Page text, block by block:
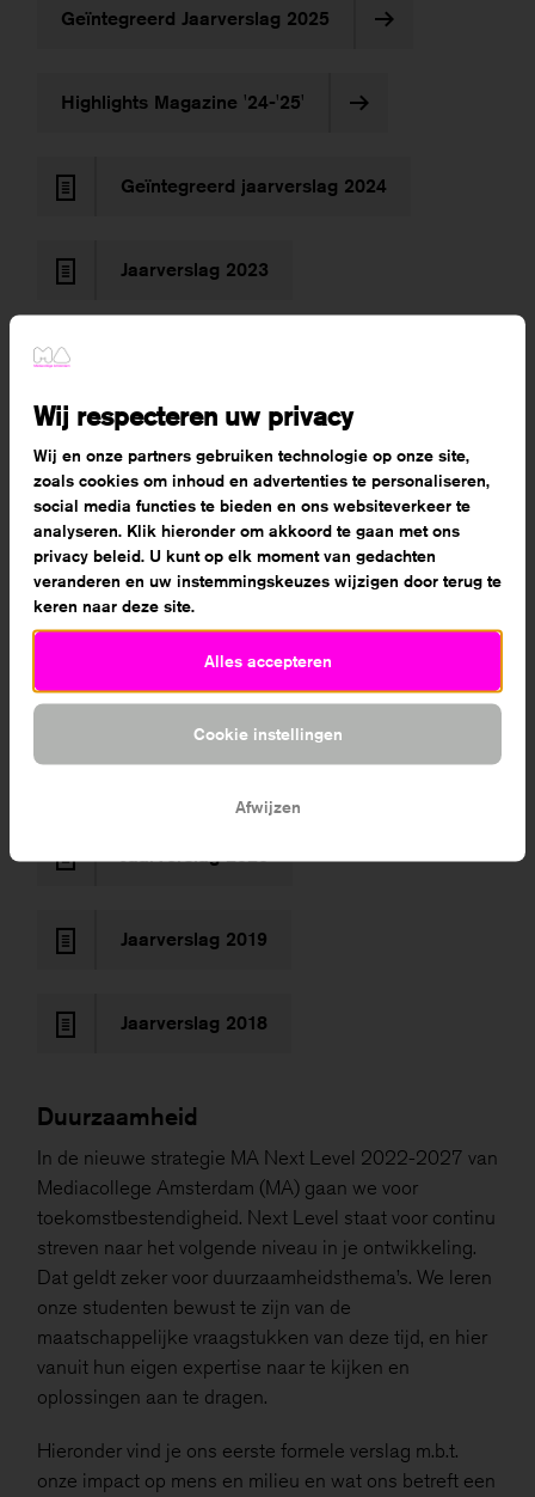
Geïntegreerd Jaarverslag 2025
Highlights Magazine '24-'25'
Geïntegreerd jaarverslag 2024
Jaarverslag 2023
Jaarrekening 2022
Jaarverslag 2021
Jaarrekening 2021
Publieksversie Jaarverslag 2020
Jaarverslag 2020
Jaarverslag 2019
Jaarverslag 2018
Duurzaamheid
In de nieuwe strategie MA Next Level 2022-2027 van
Mediacollege Amsterdam (MA) gaan we voor
toekomstbestendigheid. Next Level staat voor continu
streven naar het volgende niveau in je ontwikkeling.
Dat geldt zeker voor duurzaamheidsthema’s. We leren
onze studenten bewust te zijn van de
maatschappelijke vraagstukken van deze tijd, en hier
vanuit hun eigen expertise naar te kijken en
oplossingen aan te dragen.
Hieronder vind je ons eerste formele verslag m.b.t.
onze impact op mens en milieu en wat ons betreft een
Wij respecteren uw privacy
Wij en onze partners gebruiken technologie op onze site,
zoals cookies om inhoud en advertenties te personaliseren,
social media functies te bieden en ons websiteverkeer te
analyseren. Klik hieronder om akkoord te gaan met ons
privacy beleid. U kunt op elk moment van gedachten
veranderen en uw instemmingskeuzes wijzigen door terug te
keren naar deze site.
Alles accepteren
Cookie instellingen
Afwijzen